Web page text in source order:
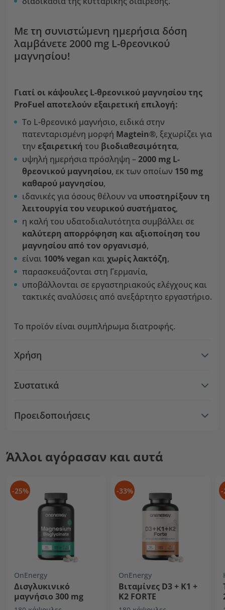
Με τη συνιστώμενη ημερήσια δόση
λαμβάνετε 2000 mg L-θρεονικού
μαγνησίου!
Γιατί οι κάψουλες L-θρεονικού μαγνησίου της
ProFuel αποτελούν εξαιρετική επιλογή:
Το L-θρεονικό μαγνήσιο, ειδικά στην
πατενταρισμένη μορφή Magtein®, ξεχωρίζει για
την εξαιρετική του βιοδιαθεσιμότητα,
υψηλή ημερήσια πρόσληψη –2000 mg L-
θρεονικού μαγνησίου, εκ των οποίων 150 mg
καθαρού μαγνησίου,
ιδανικές για όσους θέλουν να υποστηρίξουν τη
λειτουργία του νευρικού συστήματος,
η καλή του υδατοδιαλυτότητα συμβάλλει σε
καλύτερη απορρόφηση και αξιοποίηση του
μαγνησίου από τον οργανισμό,
είναι 100% vegan καιχωρίς λακτόζη,
παρασκευάζονται στη Γερμανία,
υποβάλλονται σε εργαστηριακούς ελέγχους και
τακτικές αναλύσεις από ανεξάρτητο εργαστήριο.
Το προϊόν είναι συμπλήρωμα διατροφής.
Χρήση
Συστατικά
Προειδοποιήσεις
Άλλοι αγόρασαν και αυτά
-25%
OnEnergy
Δισγλυκινικό
μαγνήσιο 300 mg
-33%
OnEnergy
Βιταμίνες D3 + K1 +
K2 FORTE
-